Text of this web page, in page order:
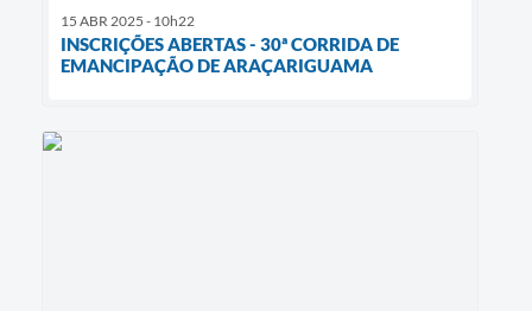
15 ABR 2025 - 10h22
INSCRIÇÕES ABERTAS - 30ª CORRIDA DE
EMANCIPAÇÃO DE ARAÇARIGUAMA